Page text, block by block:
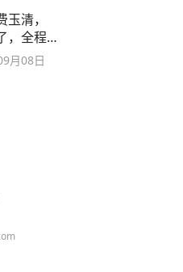
清，
，全程
月08日